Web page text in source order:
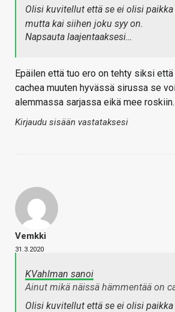
Olisi kuvitellut että se ei olisi
mutta kai siihen joku syy on.
Napsauta laajentaaksesi…
Epäilen että tuo ero on tehty siksi
cachea muuten hyvässä sirussa se
alemmassa sarjassa eikä mee roskiin.
Kirjaudu sisään vastataksesi
Vemkki
31.3.2020
KVahlman sanoi
Ainut mikä näissä hämmentää on
Olisi kuvitellut että se ei olisi